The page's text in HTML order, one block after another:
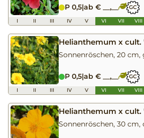
P 0,5|ab € __,__ GC
I II III IV V VI VII VIII
Helianthemum x cult.
Sonnenröschen, 20 cm,
P 0,5|ab € __,__ GC
I II III IV V VI VII VIII
Helianthemum x
Sonnenröschen, 30 cm,